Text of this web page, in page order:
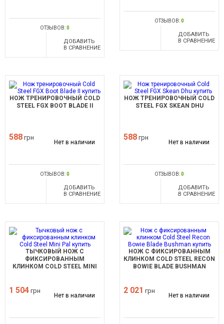
ОТЗЫВОВ:0
ДОБАВИТЬ
В СРАВНЕНИЕ
ОТЗЫВОВ:0
ДОБАВИТЬ
В СРАВНЕНИЕ
НОЖ ТРЕНИРОВОЧНЫЙ COLD
STEEL FGX BOOT BLADE II
588 грн
Нет в наличии
ОТЗЫВОВ:0
ДОБАВИТЬ
В СРАВНЕНИЕ
НОЖ ТРЕНИРОВОЧНЫЙ COLD
STEEL FGX SKEAN DHU
588 грн
Нет в наличии
ОТЗЫВОВ:0
ДОБАВИТЬ
В СРАВНЕНИЕ
ТЫЧКОВЫЙ НОЖ С
ФИКСИРОВАННЫМ
КЛИНКОМ COLD STEEL MINI
1 504 грн
Нет в наличии
НОЖ С ФИКСИРОВАННЫМ
КЛИНКОМ COLD STEEL RECON
BOWIE BLADE BUSHMAN
2 021 грн
Нет в наличии